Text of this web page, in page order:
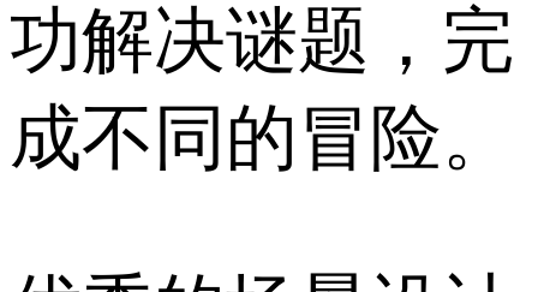
功解决谜题，完
成不同的冒险。